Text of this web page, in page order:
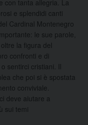
con tanta allegria. La
e splendidi canti
Cardinal Montenegro
le sue parole,
la figura del
confronti e di
sentirci cristiani. Il
che poi si è spostata
conviviale.
deve aiutare a
sui temi